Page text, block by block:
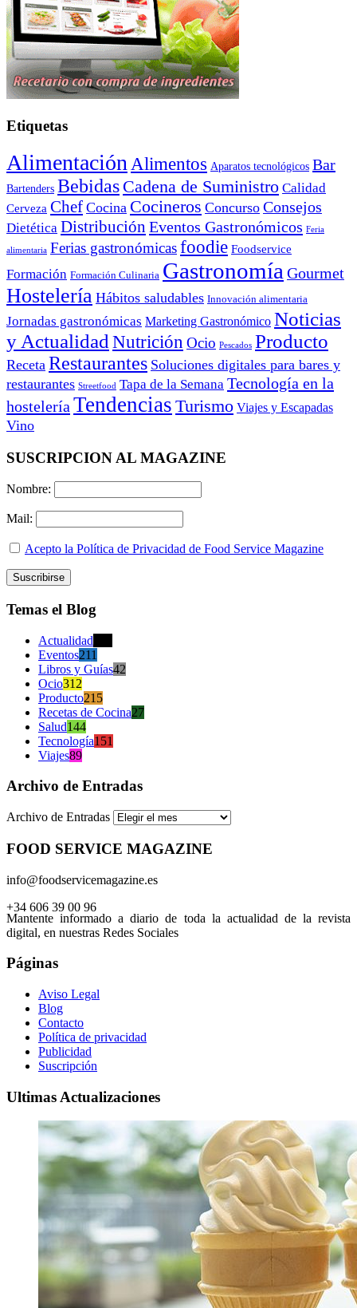
Etiquetas
Alimentación Alimentos Aparatos tecnológicos Bar
Bartenders Bebidas Cadena de Suministro Calidad
Cerveza Chef Cocina Cocineros Concurso Consejos
Dietética Distribución Eventos Gastronómicos Feria
alimentaria Ferias gastronómicasfoodie Foodservice
Formación Formación Culinaria Gastronomía Gourmet
Hostelería Hábitos saludables Innovación alimentaria
Jornadas gastronómicas Marketing Gastronómico Noticias
y Actualidad Nutrición Ocio Pescados Producto
Receta Restaurantes Soluciones digitales para bares y
restaurantes Streetfood Tapa de la Semana Tecnología en la
hostelería Tendencias Turismo Viajes y Escapadas
Vino
SUSCRIPCION AL MAGAZINE
Nombre:
Mail:
Acepto la Política de Privacidad de Food Service Magazine
Temas el Blog
Actualidad
Eventos211
Libros y Guías42
Ocio312
Producto215
Recetas de Cocina27
Salud144
Tecnología151
Viajes89
Archivo de Entradas
Archivo de Entradas
FOOD SERVICE MAGAZINE
info@foodservicemagazine.es
+34 606 39 00 96
Mantente informado a diario de toda la actualidad de la revista
digital, en nuestras Redes Sociales
Páginas
Aviso Legal
Blog
Contacto
Política de privacidad
Publicidad
Suscripción
Ultimas Actualizaciones